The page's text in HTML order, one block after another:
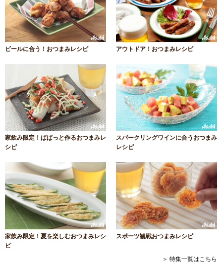
ビールに合う！おつまみレシピ アウトドア！おつまみレシピ
家飲み限定！ぱぱっと作るおつまみレ
シピ
スパークリングワインに合うおつまみ
レシピ
家飲み限定！夏を楽しむおつまみレシ
ピ
スポーツ観戦おつまみレシピ
＞ 特集一覧はこちら